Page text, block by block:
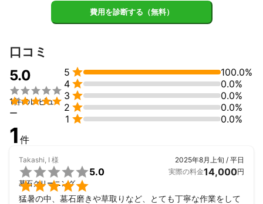
費用を診断する（無料）
口コミ
5.0


1件のレビュ
ー
5 
100.0%
4 
0.0%
3 
0.0%
2 
0.0%
1  0.0%
1 件
Takashi, I 様


5.0
墓石クリーニング
2025年8月上旬 / 平日
実際の料金14,000円
猛暑の中、墓石磨きや草取りなど、とても丁寧な作業をして